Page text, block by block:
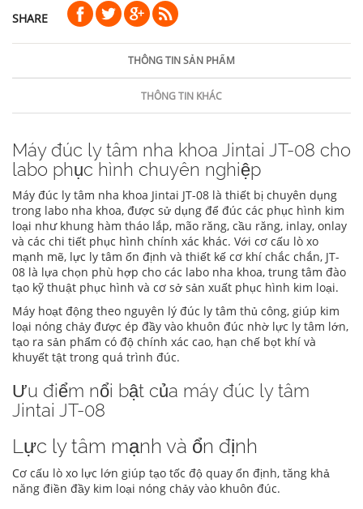
SHARE
THÔNG TIN SẢN PHẨM
THÔNG TIN KHÁC
Máy đúc ly tâm nha khoa Jintai JT-08 cho
labo phục hình chuyên nghiệp
Máy đúc ly tâm nha khoa Jintai JT-08 là thiết bị chuyên dụng
trong labo nha khoa, được sử dụng để đúc các phục hình kim
loại như khung hàm tháo lắp, mão răng, cầu răng, inlay, onlay
và các chi tiết phục hình chính xác khác. Với cơ cấu lò xo
mạnh mẽ, lực ly tâm ổn định và thiết kế cơ khí chắc chắn, JT-
08 là lựa chọn phù hợp cho các labo nha khoa, trung tâm đào
tạo kỹ thuật phục hình và cơ sở sản xuất phục hình kim loại.
Máy hoạt động theo nguyên lý đúc ly tâm thủ công, giúp kim
loại nóng chảy được ép đầy vào khuôn đúc nhờ lực ly tâm lớn,
tạo ra sản phẩm có độ chính xác cao, hạn chế bọt khí và
khuyết tật trong quá trình đúc.
Ưu điểm nổi bật của máy đúc ly tâm
Jintai JT-08
Lực ly tâm mạnh và ổn định
Cơ cấu lò xo lực lớn giúp tạo tốc độ quay ổn định, tăng khả
năng điền đầy kim loại nóng chảy vào khuôn đúc.